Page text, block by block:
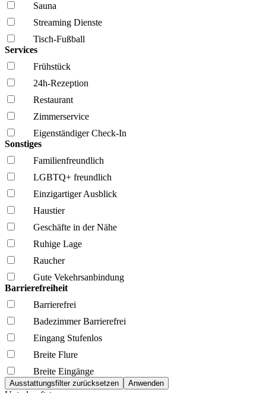
Sauna
Streaming Dienste
Tisch-Fußball
Services
Frühstück
24h-Rezeption
Restaurant
Zimmerservice
Eigenständiger Check-In
Sonstiges
Familien­freundlich
LGBTQ+ freundlich
Einzigartiger Ausblick
Haustier
Geschäfte in der Nähe
Ruhige Lage
Raucher
Gute Vekehrsanbindung
Barrierefreiheit
Barrierefrei
Badezimmer Barrierefrei
Eingang Stufenlos
Breite Flure
Breite Eingänge